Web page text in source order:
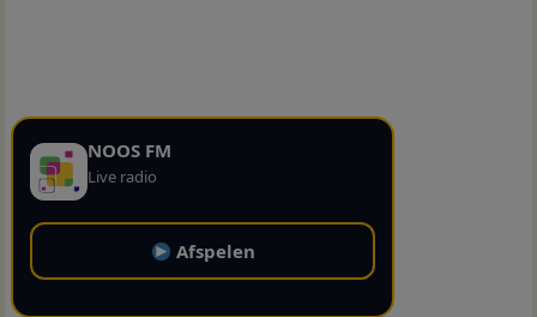
NOOS FM
Live radio
Afspelen